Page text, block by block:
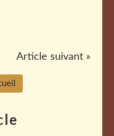
Article suivant »